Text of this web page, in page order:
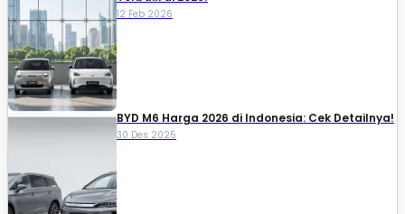
12 Feb 2026
BYD M6 Harga 2026 di Indonesia: Cek Detailnya!
30 Des 2025